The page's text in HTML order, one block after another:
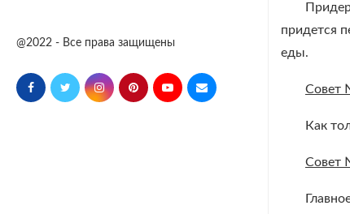
@2022 - Все права защищены
придется
еды.
Совет
Как
Совет